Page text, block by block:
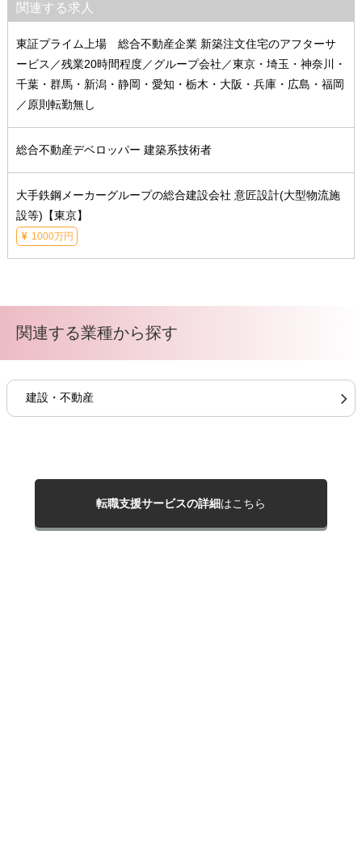
関連する求人
東証プライム上場 総合不動産企業 新築注文住宅のアフターサ
ービス／残業20時間程度／グループ会社／東京・埼玉・神奈川・
千葉・群馬・新潟・静岡・愛知・栃木・大阪・兵庫・広島・福岡
／原則転勤無し
総合不動産デベロッパー 建築系技術者
大手鉄鋼メーカーグループの総合建設会社 意匠設計(大型物流施
設等)【東京】
1000万円
関連する業種から探す
建設・不動産
転職支援サービスの詳細はこちら